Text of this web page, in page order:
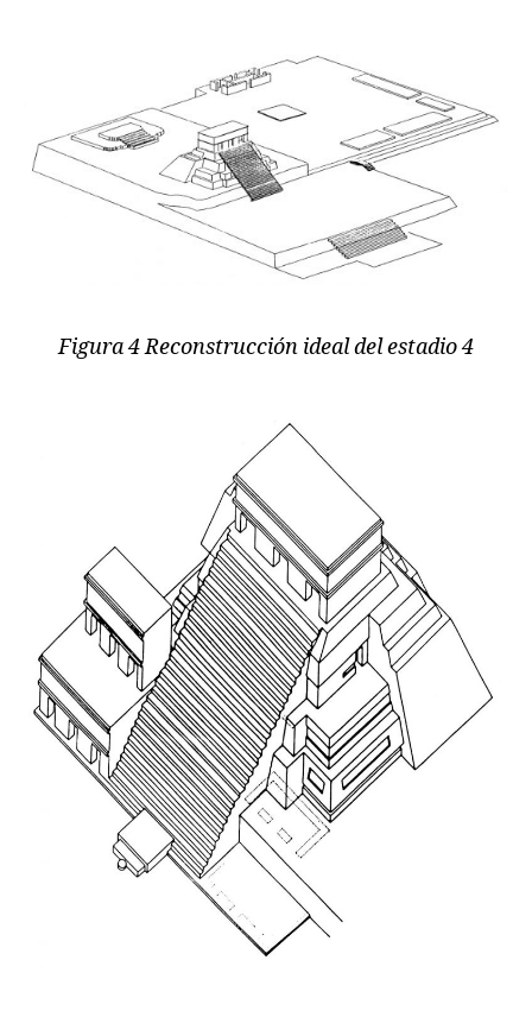
Figura 4 Reconstrucción ideal del estadio 4